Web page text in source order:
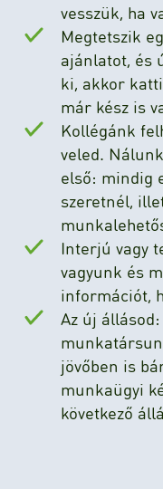
vesszük, ha
Megtetszik
ajánlatot, és
ki, akkor
már kész is
Kollégánk
veled.
első: mindig
szeretnél,
Interjú vagy
vagyunk és
információt,
Az új
jövőben is
munkaügyi
következő